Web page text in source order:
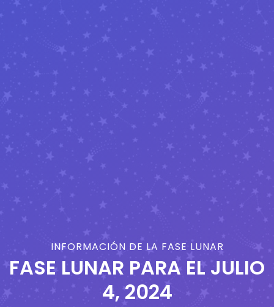
INFORMACIÓN DE LA FASE LUNAR
FASE LUNAR PARA EL JULIO
4, 2024